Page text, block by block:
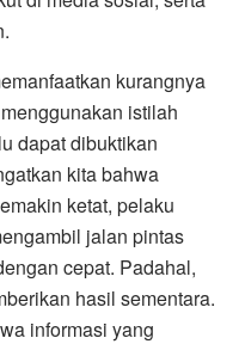
kurangnya
istilah
dapat dibuktikan
kita bahwa
ketat, pelaku
jalan pintas
cepat. Padahal,
hasil sementara.
informasi yang